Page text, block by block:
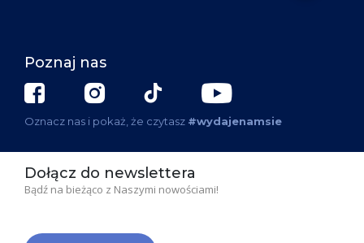
Poznaj nas
Oznacz nas i pokaż, że czytasz #wydajenamsie
Dołącz do newslettera
Bądź na bieżąco z Naszymi nowościami!